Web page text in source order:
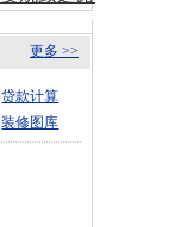
更多 >>
贷款计算
装修图库